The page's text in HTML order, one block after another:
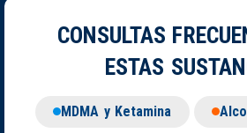
CONSULTAS
ESTAS
MDMA y Ketamina